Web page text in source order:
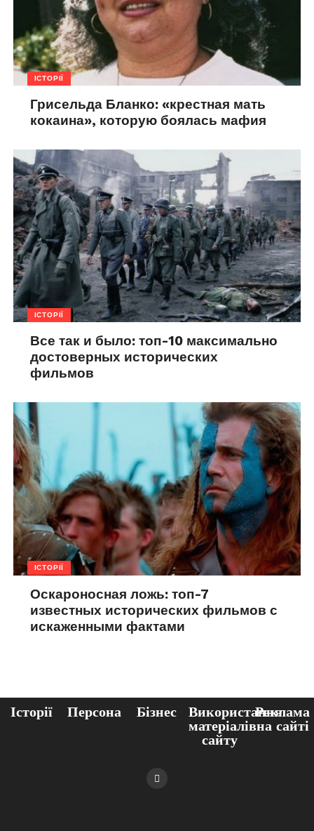
ІСТОРІЇ
Грисельда Бланко: «крестная мать
кокаина», которую боялась мафия
ІСТОРІЇ
Все так и было: топ-10 максимально
достоверных исторических
фильмов
ІСТОРІЇ
Оскароносная ложь: топ-7
известных исторических фильмов с
искаженными фактами
Історії Персона Бізнес
Використання
матеріалів
сайту
Реклама
на сайті